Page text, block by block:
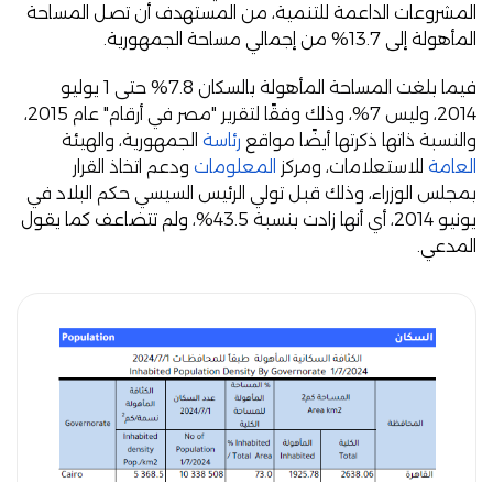
المشروعات الداعمة للتنمية، من المستهدف أن تصل المساحة
المأهولة إلى 13.7% من إجمالي مساحة الجمهورية.
فيما بلغت المساحة المأهولة بالسكان 7.8% حتى 1 يوليو
2014، وليس 7%، وذلك وفقًا
لتقرير
"مصر في أرقام" عام 2015،
والنسبة ذاتها ذكرتها أيضًا مواقع رئاسة الجمهورية، والهيئة
العامة للاستعلامات، ومركز المعلومات ودعم اتخاذ القرار
بمجلس الوزراء، وذلك قبل تولي الرئيس السيسي حكم البلاد في
يونيو 2014
، أي أنها زادت بنسبة 43.5%،
ولم تتضاعف كما يقول
المدعي.